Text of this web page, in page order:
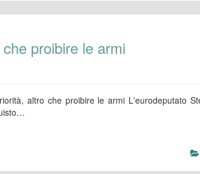
proibire le armi
altro che proibire le armi L'eurodeputato